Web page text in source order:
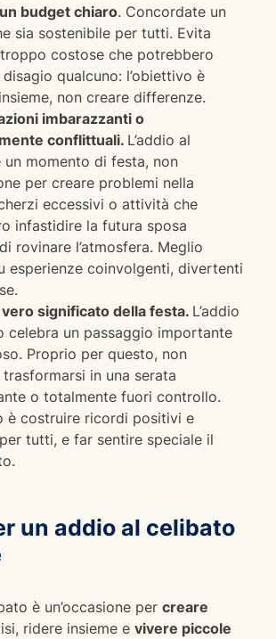
budget chiaro. Concordate un
sia sostenibile per tutti. Evita
costose che potrebbero
qualcuno: l’obiettivo è
non creare differenze.
imbarazzanti o
conflittuali. L’addio al
momento di festa, non
per creare problemi nella
eccessivi o attività che
infastidire la futura sposa
rovinare l’atmosfera. Meglio
esperienze coinvolgenti, divertenti
vero significato della festa. L’addio
celebra un passaggio importante
Proprio per questo, non
in una serata
o totalmente fuori controllo.
è costruire ricordi positivi e
tutti, e far sentire speciale il
un addio al celibato
è un’occasione per creare
ridere insieme e vivere piccole